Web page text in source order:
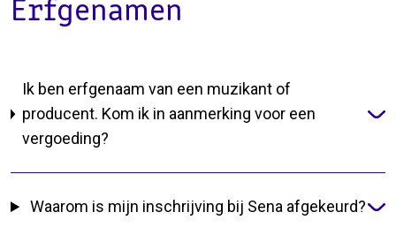
Erfgenamen
Ik ben erfgenaam van een muzikant of
producent. Kom ik in aanmerking voor een
vergoeding?
Waarom is mijn inschrijving bij Sena afgekeurd?